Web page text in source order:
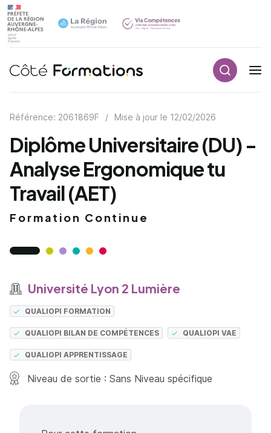
Navigation principale
Référence: 2061869F / Mise à jour le 12/02/2026
Diplôme Universitaire (DU) -
Analyse Ergonomique tu
Travail (AET)
Formation Continue
Université Lyon 2 Lumière
QUALIOPI FORMATION
QUALIOPI BILAN DE COMPÉTENCES QUALIOPI VAE
QUALIOPI APPRENTISSAGE
Niveau de sortie : Sans Niveau spécifique